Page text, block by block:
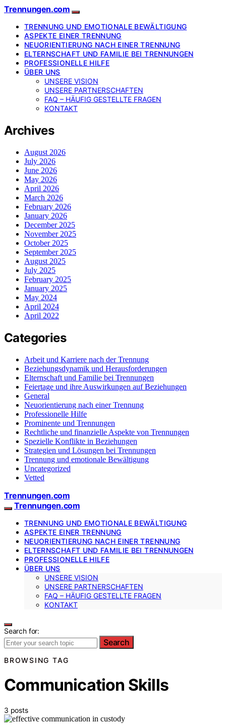
Trennungen.com
TRENNUNG UND EMOTIONALE BEWÄLTIGUNG
ASPEKTE EINER TRENNUNG
NEUORIENTIERUNG NACH EINER TRENNUNG
ELTERNSCHAFT UND FAMILIE BEI TRENNUNGEN
PROFESSIONELLE HILFE
ÜBER UNS
UNSERE VISION
UNSERE PARTNERSCHAFTEN
FAQ – HÄUFIG GESTELLTE FRAGEN
KONTAKT
Archives
August 2026
July 2026
June 2026
May 2026
April 2026
March 2026
February 2026
January 2026
December 2025
November 2025
October 2025
September 2025
August 2025
July 2025
February 2025
January 2025
May 2024
April 2024
April 2022
Categories
Arbeit und Karriere nach der Trennung
Beziehungsdynamik und Herausforderungen
Elternschaft und Familie bei Trennungen
Feiertage und ihre Auswirkungen auf Beziehungen
General
Neuorientierung nach einer Trennung
Professionelle Hilfe
Prominente und Trennungen
Rechtliche und finanzielle Aspekte von Trennungen
Spezielle Konflikte in Beziehungen
Strategien und Lösungen bei Trennungen
Trennung und emotionale Bewältigung
Uncategorized
Vetted
Trennungen.com
Trennungen.com
TRENNUNG UND EMOTIONALE BEWÄLTIGUNG
ASPEKTE EINER TRENNUNG
NEUORIENTIERUNG NACH EINER TRENNUNG
ELTERNSCHAFT UND FAMILIE BEI TRENNUNGEN
PROFESSIONELLE HILFE
ÜBER UNS
UNSERE VISION
UNSERE PARTNERSCHAFTEN
FAQ – HÄUFIG GESTELLTE FRAGEN
KONTAKT
Search for:
Search
BROWSING TAG
Communication Skills
3 posts